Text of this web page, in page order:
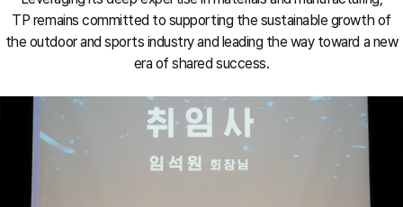
TP remains committed to supporting the sustainable growth of
the outdoor and sports industry and leading the way toward a new
era of shared success.